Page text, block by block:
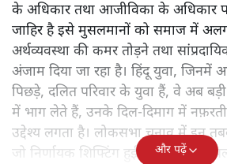
के अधिकार तथा आजीविका के अधिकार
जाहिर है इसे मुसलमानों को समाज में
अर्थव्यवस्था की कमर तोड़ने तथा
अंजाम दिया जा रहा है। हिंदू युवा, जिनमें
पिछड़े, दलित परिवार के युवा हैं, वे अब
में भाग लेते हैं, उनके दिल-दिमाग में
उद्देश्य लगता है। लोकसभा चुनाव में इन
जो निर्णायक शिफ्टिंग हुई है उसे भाजपा
और पढ़ें